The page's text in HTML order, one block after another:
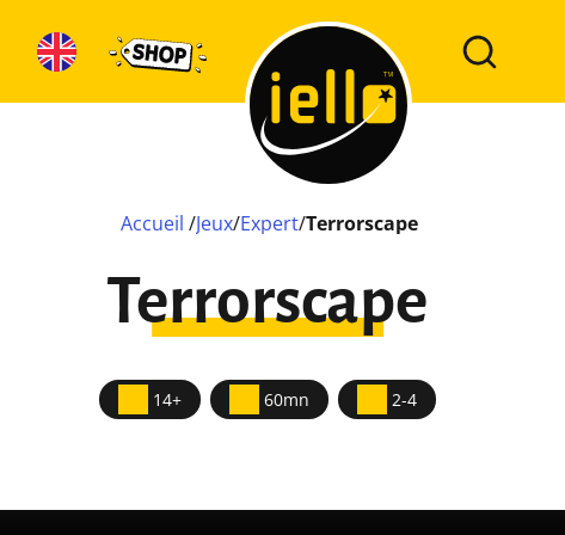
Accueil /Jeux/Expert/Terrorscape
Terrorscape
14+ 60mn 2-4